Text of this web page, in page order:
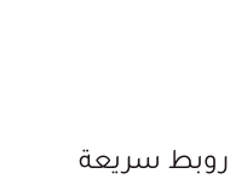
روبط سريعة